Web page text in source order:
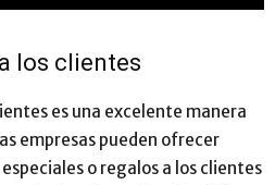
los clientes
es una excelente manera
empresas pueden ofrecer
o regalos a los clientes